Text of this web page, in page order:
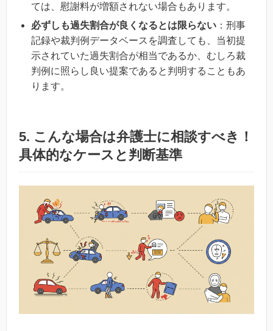
ては、慰謝料が増額されない場合もあります。
必ずしも過失割合が良くなるとは限らない ：刑事
記録や裁判例データベースを調査しても、当初提
示されていた過失割合が相当であるか、むしろ裁
判例に照らし良い提案であると判明することもあ
ります。
5. こんな場合は弁護士に相談すべき！
具体的なケースと判断基準